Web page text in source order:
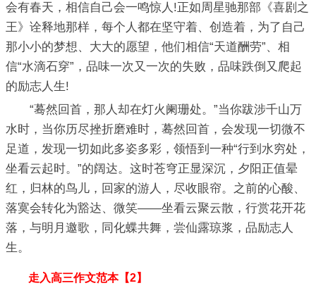
会有春天，相信自己会一鸣惊人!正如周星驰那部《喜剧之
王》诠释地那样，每个人都在坚守着、创造着，为了自己
那小小的梦想、大大的愿望，他们相信“天道酬劳”、相
信“水滴石穿”，品味一次又一次的失败，品味跌倒又爬起
的励志人生!
“蓦然回首，那人却在灯火阑珊处。”当你跋涉千山万
水时，当你历尽挫折磨难时，蓦然回首，会发现一切微不
足道，发现一切如此多姿多彩，领悟到一种“行到水穷处，
坐看云起时。”的阔达。这时苍穹正显深沉，夕阳正值晕
红，归林的鸟儿，回家的游人，尽收眼帘。之前的心酸、
落寞会转化为豁达、微笑——坐看云聚云散，行赏花开花
落，与明月邀歌，同化蝶共舞，尝仙露琼浆，品励志人
生。
走入高三作文范本【2】